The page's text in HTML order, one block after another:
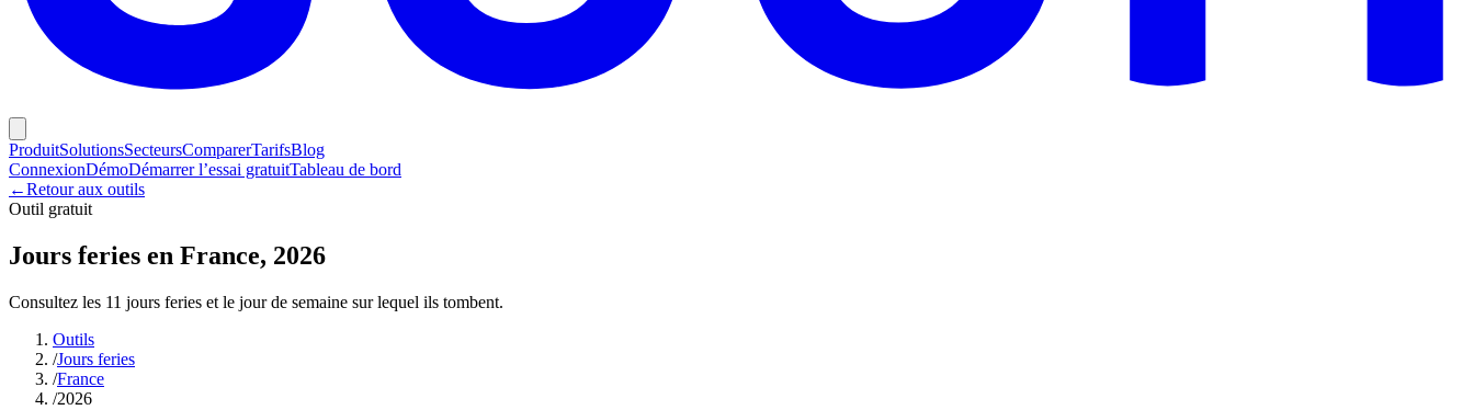
ProduitSolutionsSecteursComparerTarifsBlog
ConnexionDémoDémarrer l’essai gratuitTableau de bord
←Retour aux outils
Outil gratuit
Jours feries en France, 2026
Consultez les 11 jours feries et le jour de semaine sur lequel ils tombent.
Outils
/Jours feries
/France
/2026